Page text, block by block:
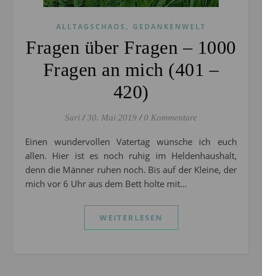
ALLTAGSCHAOS , GEDANKENWELT
Fragen über Fragen – 1000
Fragen an mich (401 –
420)
Sari / 30. Mai 2019 / 0 Kommentare
Einen wundervollen Vatertag wünsche ich euch
allen. Hier ist es noch ruhig im Heldenhaushalt,
denn die Männer ruhen noch. Bis auf der Kleine, der
mich vor 6 Uhr aus dem Bett holte mit…
WEITERLESEN